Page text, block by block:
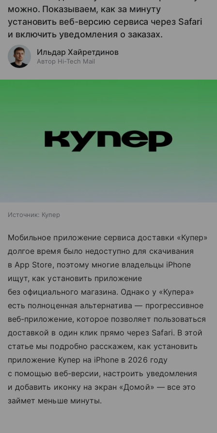
можно. Показываем, как за минуту
установить веб-версию сервиса через Safari
и включить уведомления о заказах.
Ильдар Хайретдинов
Автор Hi-Tech Mail
Источник: Купер
Мобильное приложение сервиса доставки «Купер»
долгое время было недоступно для скачивания
в App Store, поэтому многие владельцы iPhone
ищут, как установить приложение
без официального магазина. Однако у «Купера»
есть полноценная альтернатива — прогрессивное
веб-приложение, которое позволяет пользоваться
доставкой в один клик прямо через Safari. В этой
статье мы подробно расскажем, как установить
приложение Купер на iPhone в 2026 году
с помощью веб-версии, настроить уведомления
и добавить иконку на экран «Домой» — все это
займет меньше минуты.